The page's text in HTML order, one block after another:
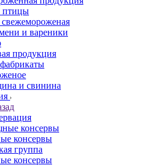
птицы
и вареники
продукция
и свинина
консервы
консервы
группа
консервы